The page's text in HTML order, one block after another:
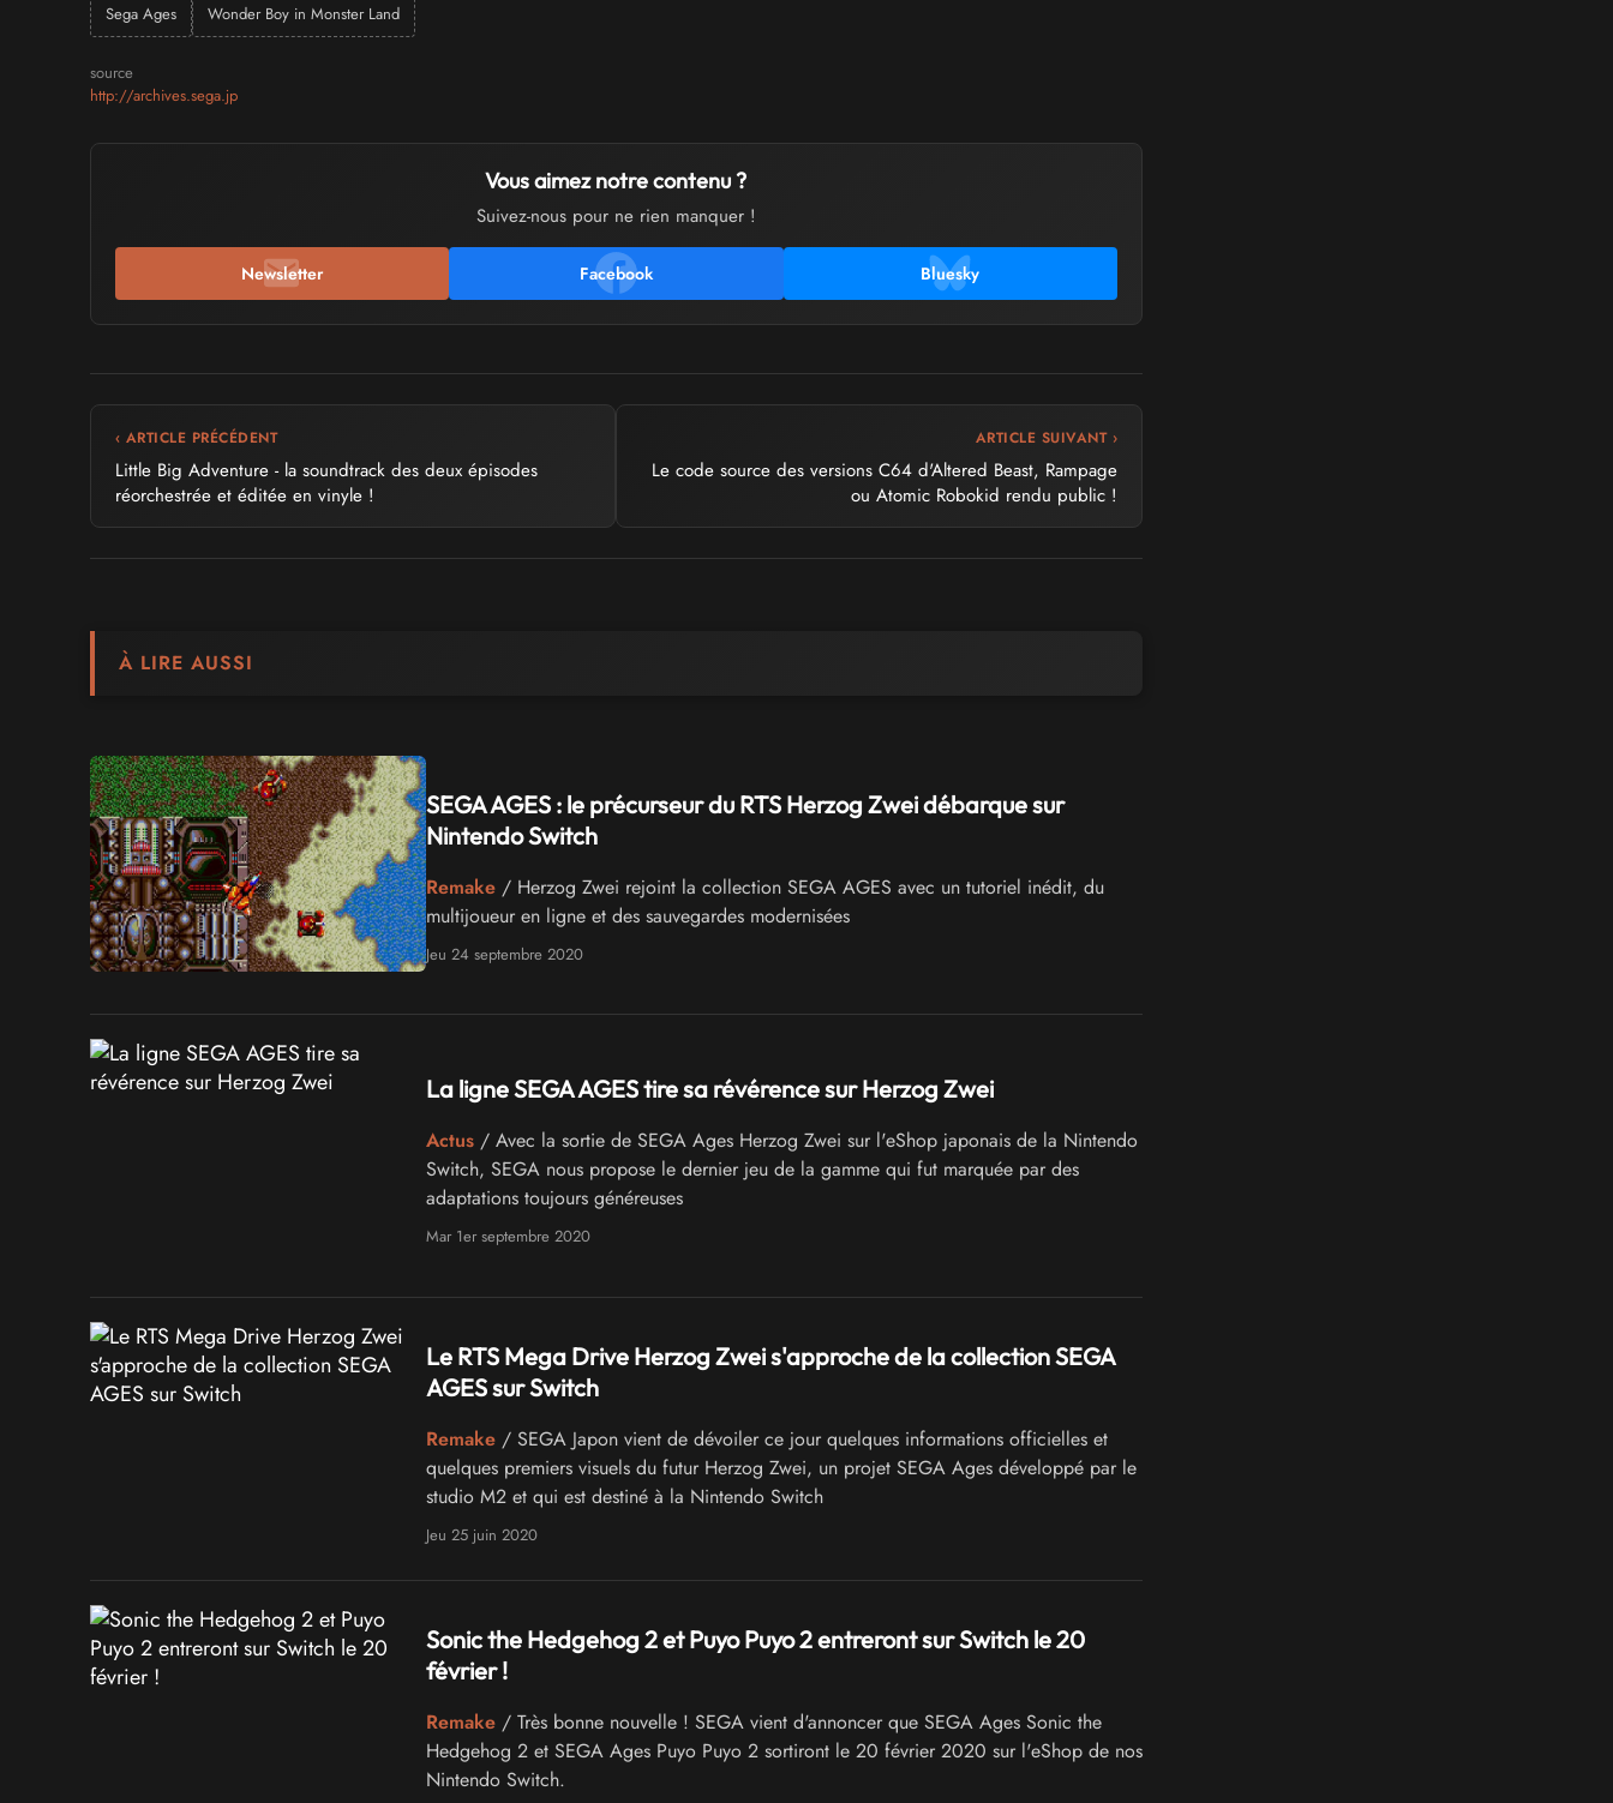
Sega Ages Wonder Boy in Monster Land
source
http://archives.sega.jp
Vous aimez notre contenu ?
Suivez-nous pour ne rien manquer !
Newsletter Facebook Bluesky
‹ ARTICLE PRÉCÉDENT
Little Big Adventure - la soundtrack des deux épisodes
réorchestrée et éditée en vinyle !
ARTICLE SUIVANT ›
Le code source des versions C64 d'Altered Beast, Rampage
ou Atomic Robokid rendu public !
À LIRE AUSSI
SEGA AGES : le précurseur du RTS Herzog Zwei débarque sur
Nintendo Switch
Remake/ Herzog Zwei rejoint la collection SEGA AGES avec un tutoriel inédit, du
multijoueur en ligne et des sauvegardes modernisées
Jeu 24 septembre 2020
La ligne SEGA AGES tire sa révérence sur Herzog Zwei
Actus/ Avec la sortie de SEGA Ages Herzog Zwei sur l'eShop japonais de la Nintendo
Switch, SEGA nous propose le dernier jeu de la gamme qui fut marquée par des
adaptations toujours généreuses
Mar 1er septembre 2020
Le RTS Mega Drive Herzog Zwei s'approche de la collection SEGA
AGES sur Switch
Remake/ SEGA Japon vient de dévoiler ce jour quelques informations officielles et
quelques premiers visuels du futur Herzog Zwei, un projet SEGA Ages développé par le
studio M2 et qui est destiné à la Nintendo Switch
Jeu 25 juin 2020
Sonic the Hedgehog 2 et Puyo Puyo 2 entreront sur Switch le 20
février !
Remake/ Très bonne nouvelle ! SEGA vient d'annoncer que SEGA Ages Sonic the
Hedgehog 2 et SEGA Ages Puyo Puyo 2 sortiront le 20 février 2020 sur l'eShop de nos
Nintendo Switch.